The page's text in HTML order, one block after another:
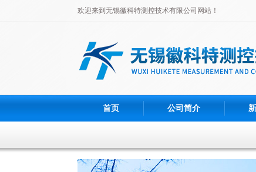
欢迎来到无锡徽科特测控技术有限公司网站！
首页 公司简介